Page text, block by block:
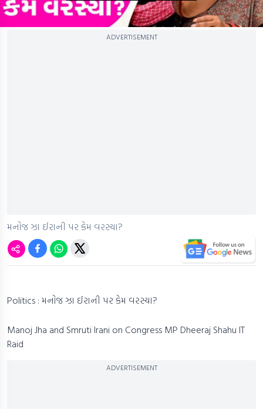
ADVERTISEMENT
મનોજ ઝા ઈરાની પર કેમ વરસ્યા?
Politics : મનોજ ઝા ઈરાની પર કેમ વરસ્યા?
Manoj Jha and Smruti Irani on Congress MP Dheeraj Shahu IT
Raid
ADVERTISEMENT